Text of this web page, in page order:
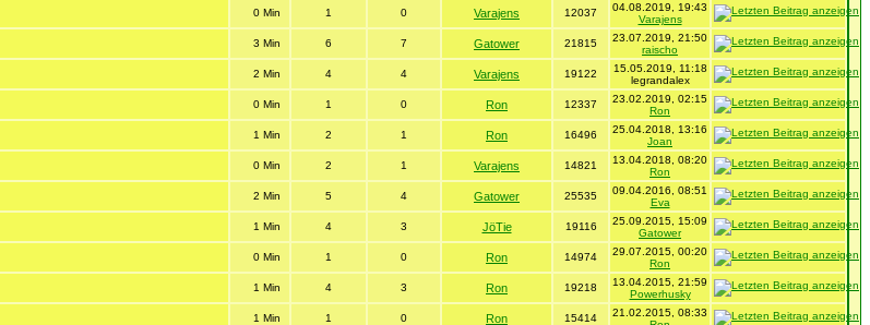
0 Min 1 0 Varajens 12037
04.08.2019, 19:43
Varajens
3 Min 6 7 Gatower 21815
23.07.2019, 21:50
raischo
2 Min 4 4 Varajens 19122
15.05.2019, 11:18
legrandalex
0 Min 1 0 Ron 12337
23.02.2019, 02:15
Ron
1 Min 2 1 Ron 16496
25.04.2018, 13:16
Joan
0 Min 2 1 Varajens 14821
13.04.2018, 08:20
Ron
2 Min 5 4 Gatower 25535
09.04.2016, 08:51
Eva
1 Min 4 3 JöTie 19116
25.09.2015, 15:09
Gatower
0 Min 1 0 Ron 14974
29.07.2015, 00:20
Ron
1 Min 4 3 Ron 19218
13.04.2015, 21:59
Powerhusky
1 Min 1 0 Ron 15414
21.02.2015, 08:33